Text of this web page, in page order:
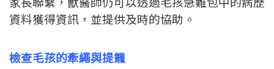
資料獲得資訊，並提供及時的協助。
檢查毛孩的牽繩與提籠